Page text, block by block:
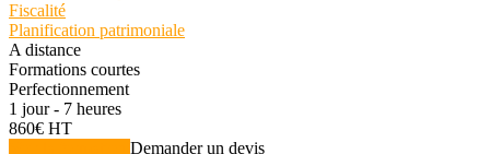
Fiscalité
Planification patrimoniale
A distance
Formations courtes
Perfectionnement
1 jour - 7 heures
860€ HT
Demander un devis